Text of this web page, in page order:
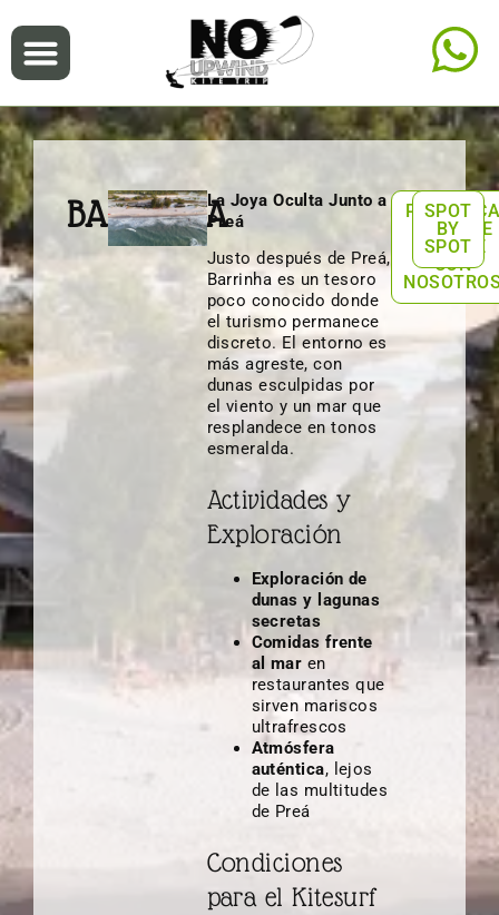
BARRINHALa Joya Oculta Junto a
Preá
Justo después de Preá,
Barrinha es un tesoro
poco conocido donde
el turismo permanece
discreto. El entorno es
más agreste, con
dunas esculpidas por
el viento y un mar que
resplandece en tonos
esmeralda.
Actividades y
Exploración
Exploración de
dunas y lagunas
secretas
Comidas frente
al mar en
restaurantes que
sirven mariscos
ultrafrescos
Atmósfera
auténtica, lejos
de las multitudes
de Preá
Condiciones
para el Kitesurf
UN VIAJE
DE KITE
CON
SPOT
BY
SPOT